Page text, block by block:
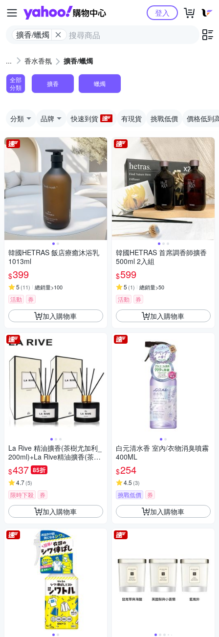
Yahoo購物中心
擴香/蠟燭
登入
香水香氛 擴香/蠟燭
全部
分類
擴香 蠟燭
分類 品牌 快速到貨 有現貨 挑戰低價 價格低到
韓國HETRAS 飯店療癒沐浴乳
1013ml
$399
5 (11) 總銷量>100
活動 券
加入購物車
La Rive 精油擴香(茶樹尤加利_
200ml)+La Rive精油擴香(茶樹
柑橘_200ml)
$437 85折
4.7(5)
限時下殺 券
加入購物車
韓國HETRAS 首席調香師擴香
500ml 2入組
$599
5 (1) 總銷量>50
活動 券
加入購物車
白元清水香 室內/衣物消臭噴霧
400ML
$254
4.5 (3)
挑戰低價 券
加入購物車